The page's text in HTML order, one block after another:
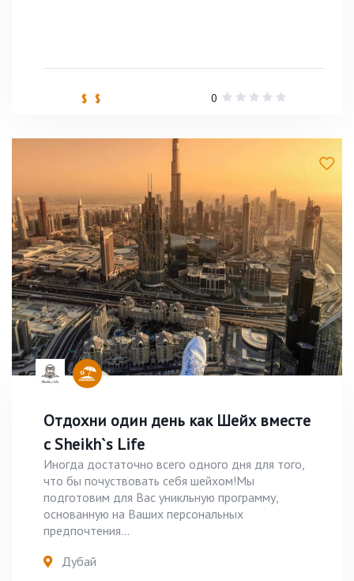
$ $ 0
Отдохни один день как Шейх вместе
с Sheikh`s Life
Иногда достаточно всего одного дня для того,
что бы почуствовать себя шейхом!Мы
подготовим для Вас уникльную программу,
основанную на Ваших персональных
предпочтения...
Дубай